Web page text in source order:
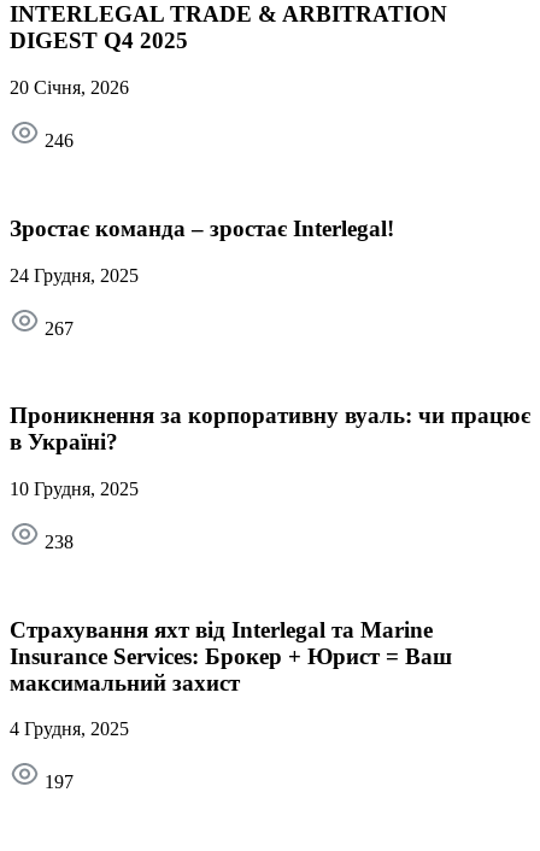
INTERLEGAL TRADE & ARBITRATION
DIGEST Q4 2025
20 Січня, 2026
246
Зростає команда – зростає Interlegal!
24 Грудня, 2025
267
Проникнення за корпоративну вуаль: чи працює
в Україні?
10 Грудня, 2025
238
Страхування яхт від Interlegal та Marine
Insurance Services: Брокер + Юрист = Ваш
максимальний захист
4 Грудня, 2025
197